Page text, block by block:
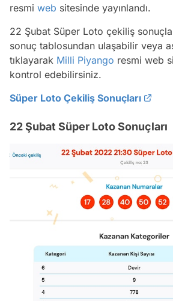
resmi web sitesinde yayınlandı.
22 Şubat Süper Loto çekiliş
sonuç tablosundan ulaşabilir veya
tıklayarak Milli Piyango resmi web
kontrol edebilirsiniz.
Süper Loto Çekiliş Sonuçları
22 Şubat Süper Loto Sonuçları